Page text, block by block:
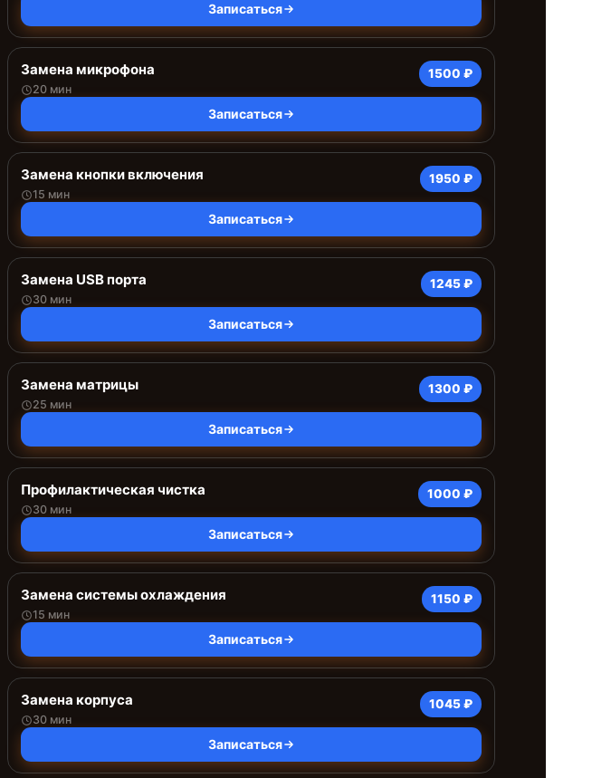
Записаться
Замена микрофона
20 мин
1500 ₽
Записаться
Замена кнопки включения
15 мин
1950 ₽
Записаться
Замена USB порта
30 мин
1245 ₽
Записаться
Замена матрицы
25 мин
1300 ₽
Записаться
Профилактическая чистка
30 мин
1000 ₽
Записаться
Замена системы охлаждения
15 мин
1150 ₽
Записаться
Замена корпуса
30 мин
1045 ₽
Записаться